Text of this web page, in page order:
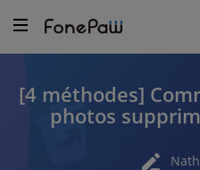
[4 méthodes]
photos